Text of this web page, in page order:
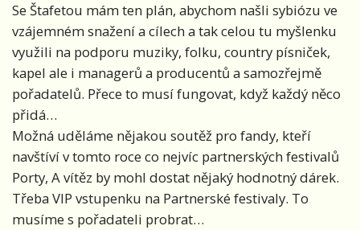
Se Štafetou mám ten plán, abychom našli sybiózu ve
vzájemném snažení a cílech a tak celou tu myšlenku
využili na podporu muziky, folku, country písniček,
kapel ale i managerů a producentů a samozřejmě
pořadatelů. Přece to musí fungovat, když každý něco
přidá…
Možná uděláme nějakou soutěž pro fandy, kteří
navštíví v tomto roce co nejvíc partnerských festivalů
Porty, A vítěz by mohl dostat nějaký hodnotný dárek.
Třeba VIP vstupenku na Partnerské festivaly. To
musíme s pořadateli probrat…